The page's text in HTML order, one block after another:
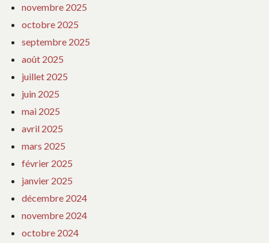
novembre 2025
octobre 2025
septembre 2025
août 2025
juillet 2025
juin 2025
mai 2025
avril 2025
mars 2025
février 2025
janvier 2025
décembre 2024
novembre 2024
octobre 2024